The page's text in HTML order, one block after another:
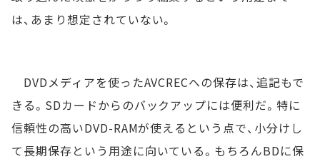
は、あまり想定されていない。
DVDメディアを使ったAVCRECへの保存は、追記もで
きる。SDカードからのバックアップには便利だ。特に
信頼性の高いDVD-RAMが使えるという点で、小分けし
て長期保存という用途に向いている。もちろんBDに保